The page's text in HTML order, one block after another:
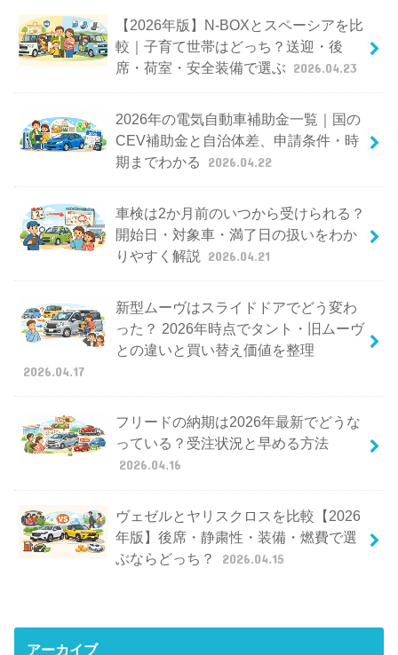
【2026年版】N-BOXとスペーシアを比
較｜子育て世帯はどっち？送迎・後
席・荷室・安全装備で選ぶ 2026.04.23
2026年の電気自動車補助金一覧｜国の
CEV補助金と自治体差、申請条件・時
期までわかる
2026.04.22
車検は2か月前のいつから受けられる？
開始日・対象車・満了日の扱いをわか
りやすく解説
2026.04.21
新型ムーヴはスライドドアでどう変わ
った？ 2026年時点でタント・旧ムーヴ
との違いと買い替え価値を整理
2026.04.17
フリードの納期は2026年最新でどうな
っている？受注状況と早める方法
2026.04.16
ヴェゼルとヤリスクロスを比較【2026
年版】後席・静粛性・装備・燃費で選
ぶならどっち？
2026.04.15
アーカイブ